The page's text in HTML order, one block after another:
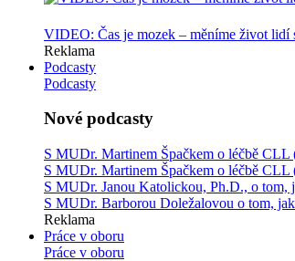
VIDEO: Čas je mozek – měníme život lidí
Reklama
Podcasty
Podcasty
Nové podcasty
S MUDr. Martinem Špačkem o léčbě CLL
S MUDr. Martinem Špačkem o léčbě
S MUDr. Janou Katolickou, Ph.D., o tom,
S MUDr. Barborou Doležalovou o tom,
Reklama
Práce v oboru
Práce v oboru